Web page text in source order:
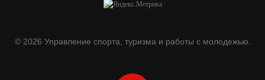
© 2026 Управление спорта, туризма и работы с молодежью.